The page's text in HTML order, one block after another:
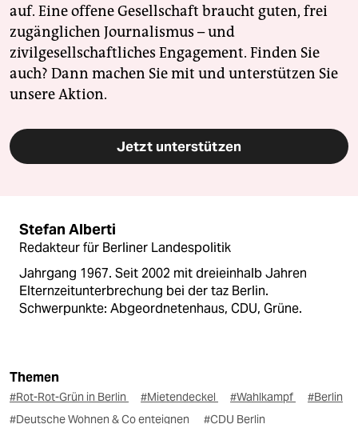
auf. Eine offene Gesellschaft braucht guten, frei
zugänglichen Journalismus – und
zivilgesellschaftliches Engagement. Finden Sie
auch? Dann machen Sie mit und unterstützen Sie
unsere Aktion.
Jetzt unterstützen
Stefan Alberti
Redakteur für Berliner Landespolitik
Jahrgang 1967. Seit 2002 mit dreieinhalb Jahren
Elternzeitunterbrechung bei der taz Berlin.
Schwerpunkte: Abgeordnetenhaus, CDU, Grüne.
Themen
#Rot-Rot-Grün in Berlin #Mietendeckel #Wahlkampf
#Berlin
#Deutsche Wohnen & Co enteignen
#CDU Berlin